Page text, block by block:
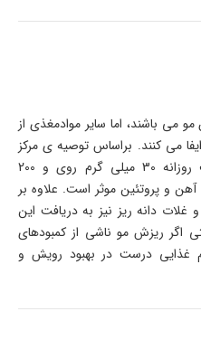
می باشند، اما سایر موادمغذی از
می کنند. براساس توصیه ی مرکز
سلامت خانواده ماساچوست، مصرف روزانه 30 میلی گرم روی و 200
و پروتئین موثر است. علاوه بر
دانه ریز نیز به دریافت این
ریزش مو ناشی از کمبودهای
غذایی درست در بهبود رویش و